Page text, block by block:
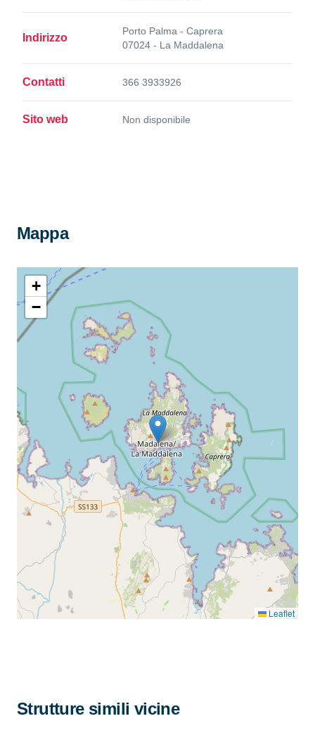
Indirizzo
Porto Palma - Caprera
07024 - La Maddalena
Contatti 366 3933926
Sito web Non disponibile
Mappa
+
−
Leaflet
Strutture simili vicine